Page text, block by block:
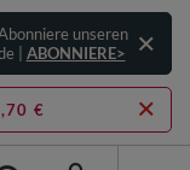
unseren
| ABONNIERE>
€